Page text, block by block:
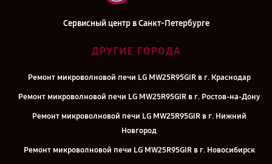
Сервисный центр в Санкт-Петербурге
ДРУГИЕ ГОРОДА
Ремонт микроволновой печи LG MW25R95GIR в г. Краснодар
Ремонт микроволновой печи LG MW25R95GIR в г. Ростов-на-Дону
Ремонт микроволновой печи LG MW25R95GIR в г. Нижний
Новгород
Ремонт микроволновой печи LG MW25R95GIR в г. Новосибирск